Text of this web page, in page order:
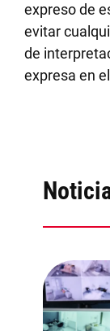
expreso de
evitar
de
expresa en